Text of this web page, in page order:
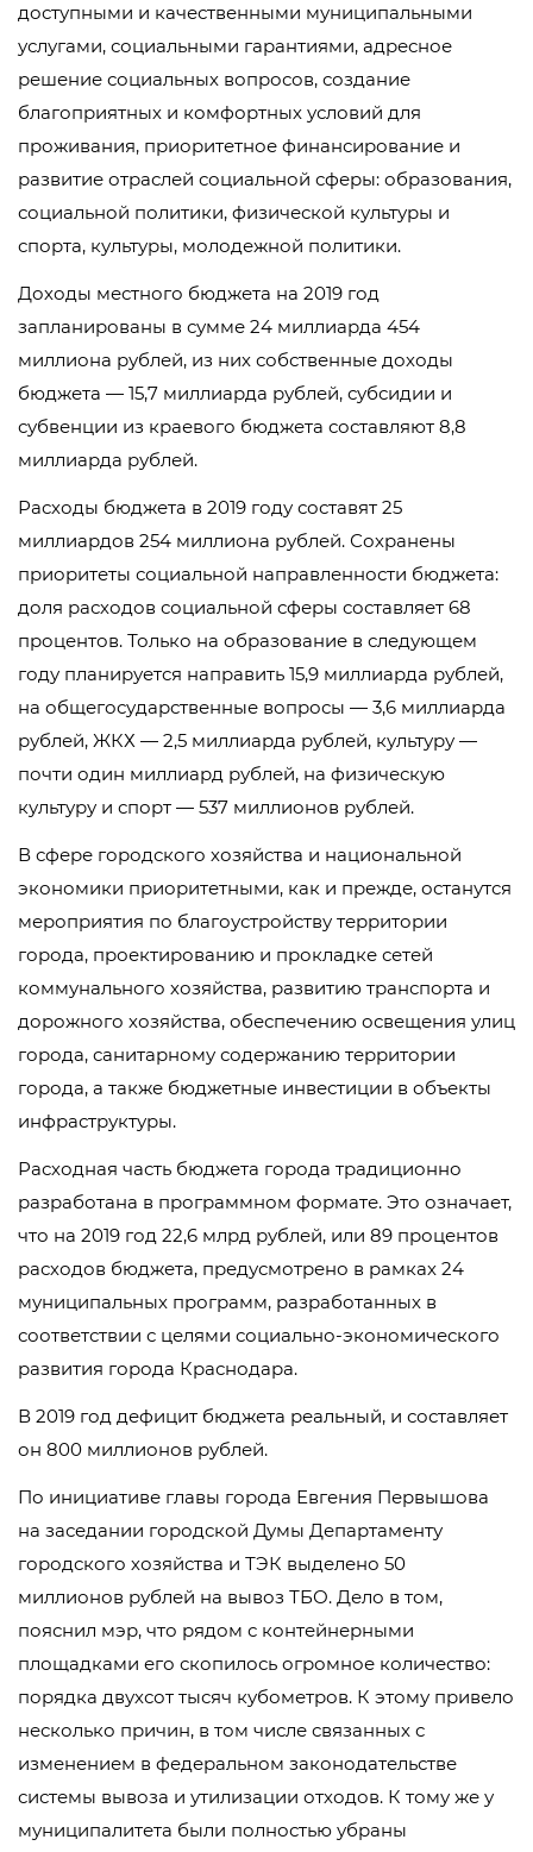
доступными и качественными муниципальными
услугами, социальными гарантиями, адресное
решение социальных вопросов, создание
благоприятных и комфортных условий для
проживания, приоритетное финансирование и
развитие отраслей социальной сферы: образования,
социальной политики, физической культуры и
спорта, культуры, молодежной политики.
Доходы местного бюджета на 2019 год
запланированы в сумме 24 миллиарда 454
миллиона рублей, из них собственные доходы
бюджета — 15,7 миллиарда рублей, субсидии и
субвенции из краевого бюджета составляют 8,8
миллиарда рублей.
Расходы бюджета в 2019 году составят 25
миллиардов 254 миллиона рублей. Сохранены
приоритеты социальной направленности бюджета:
доля расходов социальной сферы составляет 68
процентов. Только на образование в следующем
году планируется направить 15,9 миллиарда рублей,
на общегосударственные вопросы — 3,6 миллиарда
рублей, ЖКХ — 2,5 миллиарда рублей, культуру —
почти один миллиард рублей, на физическую
культуру и спорт — 537 миллионов рублей.
В сфере городского хозяйства и национальной
экономики приоритетными, как и прежде, останутся
мероприятия по благоустройству территории
города, проектированию и прокладке сетей
коммунального хозяйства, развитию транспорта и
дорожного хозяйства, обеспечению освещения улиц
города, санитарному содержанию территории
города, а также бюджетные инвестиции в объекты
инфраструктуры.
Расходная часть бюджета города традиционно
разработана в программном формате. Это означает,
что на 2019 год 22,6 млрд рублей, или 89 процентов
расходов бюджета, предусмотрено в рамках 24
муниципальных программ, разработанных в
соответствии с целями социально-экономического
развития города Краснодара.
В 2019 год дефицит бюджета реальный, и составляет
он 800 миллионов рублей.
По инициативе главы города Евгения Первышова
на заседании городской Думы Департаменту
городского хозяйства и ТЭК выделено 50
миллионов рублей на вывоз ТБО. Дело в том,
пояснил мэр, что рядом с контейнерными
площадками его скопилось огромное количество:
порядка двухсот тысяч кубометров. К этому привело
несколько причин, в том числе связанных с
изменением в федеральном законодательстве
системы вывоза и утилизации отходов. К тому же у
муниципалитета были полностью убраны